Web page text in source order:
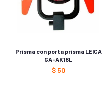
Prisma con porta prisma LEICA
GA-AK18L
$50